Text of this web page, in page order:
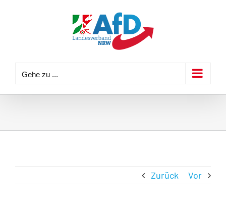
Gehe zu ...
Zurück Vor